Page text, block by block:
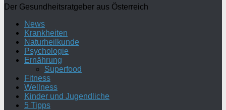
Der Gesundheitsratgeber aus Österreich
News
Krankheiten
Naturheilkunde
Psychologie
Ernährung
Superfood
Fitness
Wellness
Kinder und Jugendliche
5 Tipps